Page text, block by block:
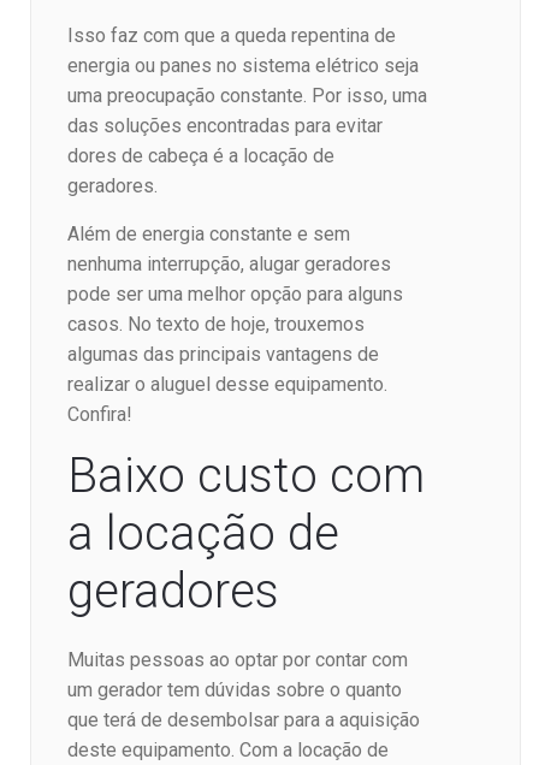
Isso faz com que a queda repentina de
energia ou panes no sistema elétrico seja
uma preocupação constante. Por isso, uma
das soluções encontradas para evitar
dores de cabeça é a locação de
geradores.
Além de energia constante e sem
nenhuma interrupção, alugar geradores
pode ser uma melhor opção para alguns
casos. No texto de hoje, trouxemos
algumas das principais vantagens de
realizar o aluguel desse equipamento.
Confira!
Baixo custo com
a locação de
geradores
Muitas pessoas ao optar por contar com
um gerador tem dúvidas sobre o quanto
que terá de desembolsar para a aquisição
deste equipamento. Com a locação de